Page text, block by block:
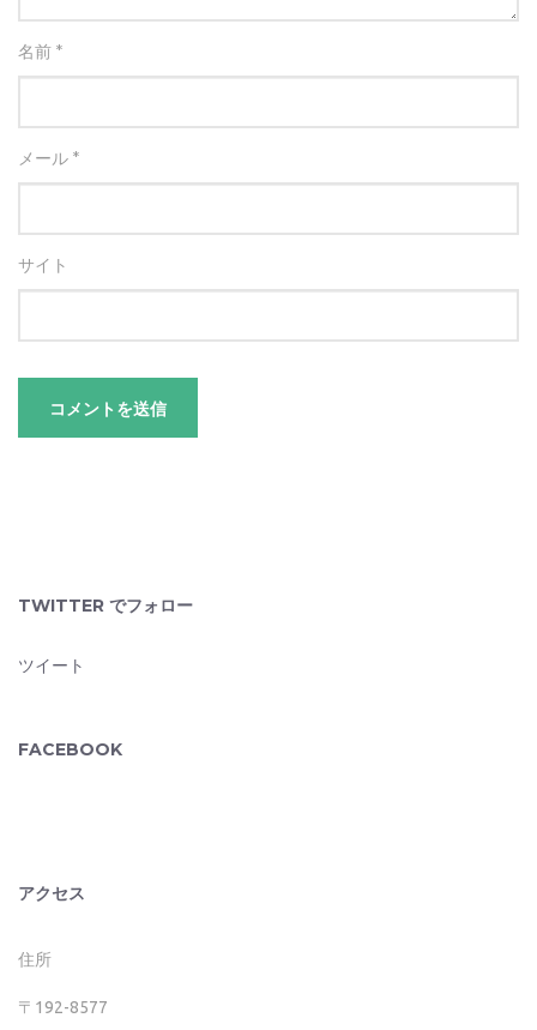
名前 *
メール *
サイト
TWITTER でフォロー
ツイート
FACEBOOK
アクセス
住所
〒192-8577